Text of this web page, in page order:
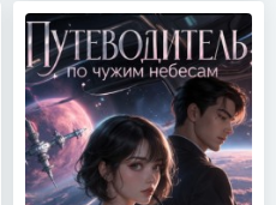
работу устраиваться. Мне
сказали к вам подойти. —
Работу решила сменить? —
спрашивает. — А чего так?
Чем прошлое место не
устроило? — не дожидаясь
ответа,...